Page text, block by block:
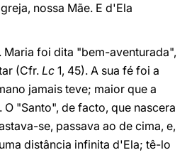
nossa Mãe. E d'Ela
Maria foi dita "bem-aventurada",
(Cfr. Lc 1, 45). A sua fé foi a
jamais teve; maior que a
"Santo", de facto, que nascera
se, passava ao de cima, e,
distância infinita d'Ela; tê-lo